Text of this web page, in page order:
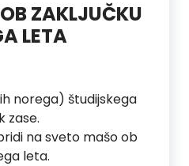
ZAKLJUČKU
LETA
norega) študijskega
zase.
na sveto mašo ob
leta.